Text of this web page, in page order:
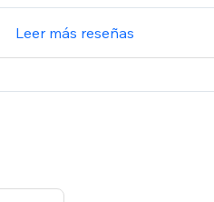
Leer más reseñas